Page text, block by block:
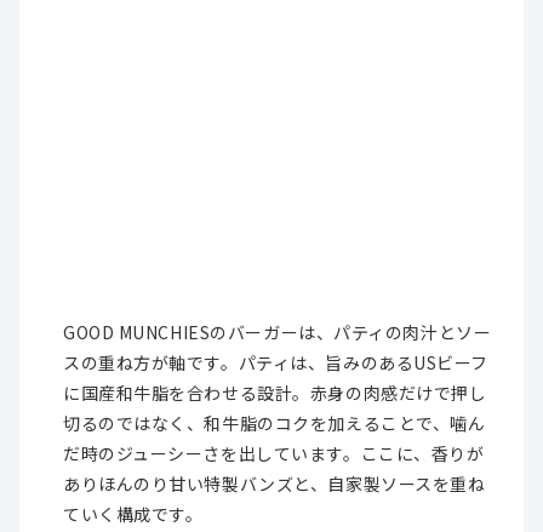
GOOD MUNCHIESのバーガーは、パティの肉汁とソー
スの重ね方が軸です。パティは、旨みのあるUSビーフ
に国産和牛脂を合わせる設計。赤身の肉感だけで押し
切るのではなく、和牛脂のコクを加えることで、噛ん
だ時のジューシーさを出しています。ここに、香りが
ありほんのり甘い特製バンズと、自家製ソースを重ね
ていく構成です。